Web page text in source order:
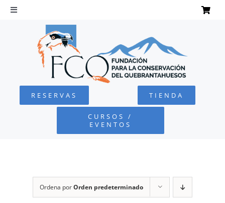
Saltar
Toggle
Navigation
QUEBRANTAHUESOS
FUNDACIÓN
RESERVAS TIENDA
CURSOS /
EVENTOS
Ordena porOrden predeterminado